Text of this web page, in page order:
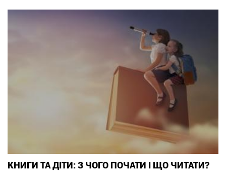
КНИГИ ТА ДІТИ: З ЧОГО ПОЧАТИ І ЩО ЧИТАТИ?